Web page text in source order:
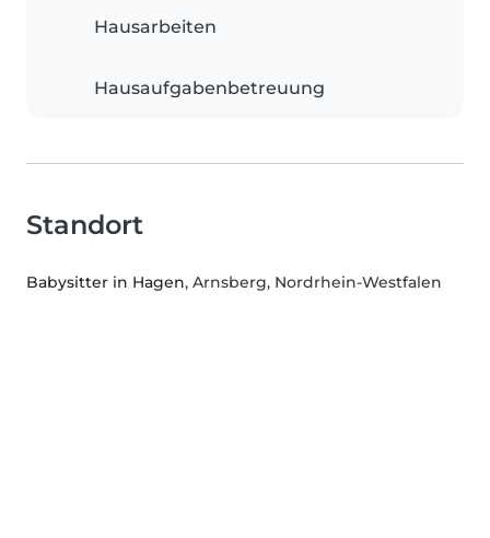
Hausarbeiten
Hausaufgabenbetreuung
Standort
Babysitter in Hagen, Arnsberg, Nordrhein-Westfalen